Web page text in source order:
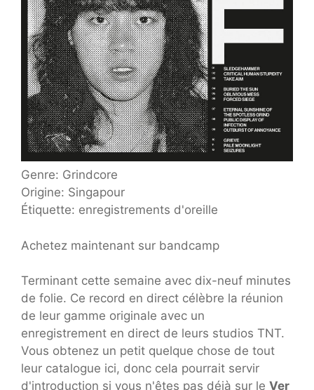
Genre: Grindcore
Origine: Singapour
Étiquette: enregistrements d'oreille
Achetez maintenant sur bandcamp
Terminant cette semaine avec dix-neuf minutes
de folie. Ce record en direct célèbre la réunion
de leur gamme originale avec un
enregistrement en direct de leurs studios TNT.
Vous obtenez un petit quelque chose de tout
leur catalogue ici, donc cela pourrait servir
d'introduction si vous n'êtes pas déjà sur le Ver